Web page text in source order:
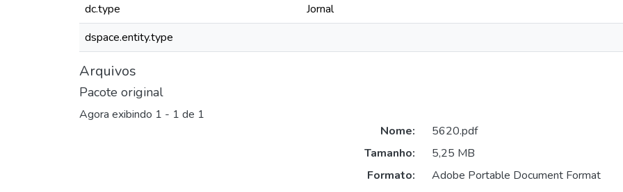
dc.type
Jornal
dspace.entity.type
Arquivos
Pacote original
Agora exibindo 1 - 1 de 1
Nome:
5620.pdf
Tamanho:
5,25 MB
Formato:
Adobe Portable Document Format